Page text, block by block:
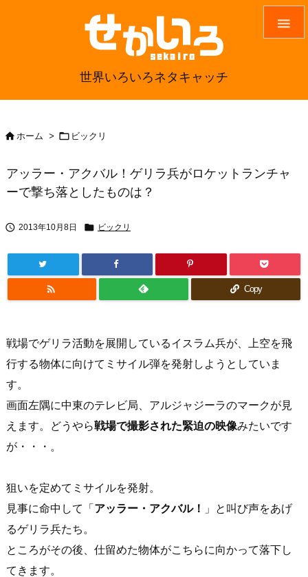
世界いろいろネタキャッチ

ホーム >  ビックリ
アッラー・アクバル！ゲリラ兵がロケットランチャ
ーで撃ち落としたものは？
 2013年10月8日  ビックリ
 Copy
戦場でゲリラ活動を展開しているイスラム兵が、上空を飛
行する物体に向けてミサイル弾を発射しようとしていま
す。
画面左隅に中東のテレビ局、アルジャジーラのマークが見
えます。どうやら戦場で撮影された緊迫の映像みたいです
が・・・。
狙いを定めてミサイルを発射。
見事に命中して「 アッラー・アクバル！
」と叫び声をあげ
るゲリラ兵たち。
ところがその後、仕留めた物体がこちらに向かって落下し
てきます。